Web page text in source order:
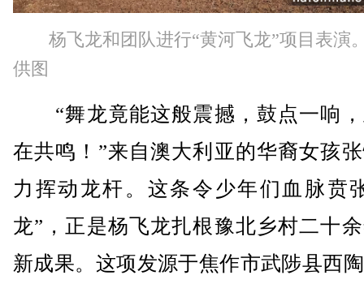
杨飞龙和团队进行“黄河飞龙”项目表演
供图
“舞龙竟能这般震撼，鼓点一响，
在共鸣！”来自澳大利亚的华裔女孩
力挥动龙杆。这条令少年们血脉贲
龙”，正是杨飞龙扎根豫北乡村二十
新成果。这项发源于焦作市武陟县西